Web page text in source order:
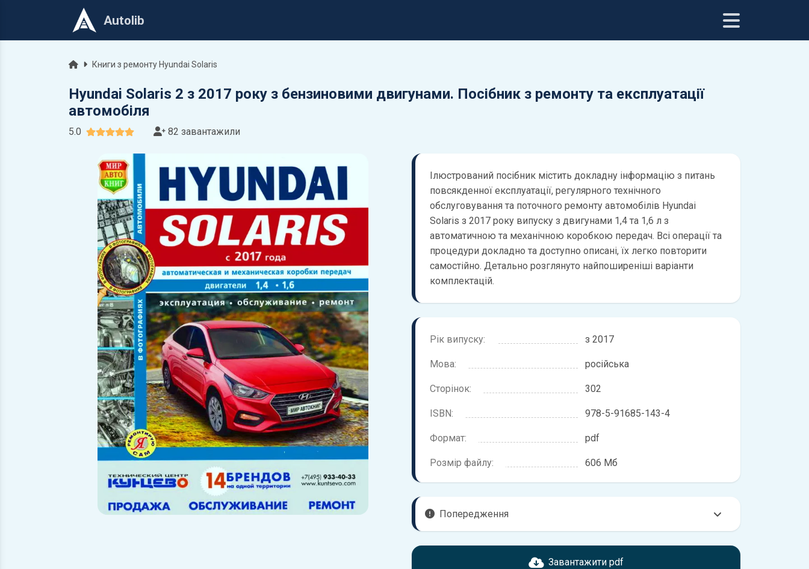
Autolib
ГоловнаКниги з ремонту Hyundai Solaris
Hyundai Solaris 2 з 2017 року з бензиновими двигунами. Посібник з ремонту та експлуатації
автомобіля
5.0 82 завантажили
Ілюстрований посібник містить докладну інформацію з питань
повсякденної експлуатації, регулярного технічного
обслуговування та поточного ремонту автомобілів Hyundai
Solaris з 2017 року випуску з двигунами 1,4 та 1,6 л з
автоматичною та механічною коробкою передач. Всі операції та
процедури докладно та доступно описані, їх легко повторити
самостійно. Детально розглянуто найпоширеніші варіанти
комплектацій.
Рік випуску: з 2017
Мова: російська
Сторінок: 302
ISBN: 978-5-91685-143-4
Формат: pdf
Розмір файлу: 606 Мб
Попередження
Перед завантаженням ознайомтесь з характеристиками Hyundai Solaris, що
надані в книзі. Можливі розбіжності, якщо рік випуску або комплектація
Завантажити pdf